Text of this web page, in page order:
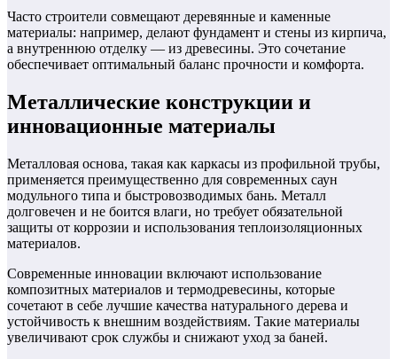
Часто строители совмещают деревянные и каменные
материалы: например, делают фундамент и стены из кирпича,
а внутреннюю отделку — из древесины. Это сочетание
обеспечивает оптимальный баланс прочности и комфорта.
Металлические конструкции и
инновационные материалы
Металловая основа, такая как каркасы из профильной трубы,
применяется преимущественно для современных саун
модульного типа и быстровозводимых бань. Металл
долговечен и не боится влаги, но требует обязательной
защиты от коррозии и использования теплоизоляционных
материалов.
Современные инновации включают использование
композитных материалов и термодревесины, которые
сочетают в себе лучшие качества натурального дерева и
устойчивость к внешним воздействиям. Такие материалы
увеличивают срок службы и снижают уход за баней.